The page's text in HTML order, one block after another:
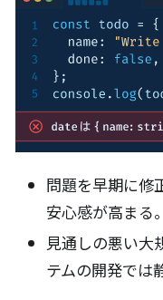
問題を早期に修
安心感が高まる。
見通しの悪い大
テムの開発では